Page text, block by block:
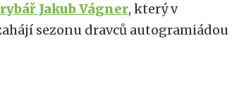
Jakub Vágner, který v
sezonu dravců autogramiádou